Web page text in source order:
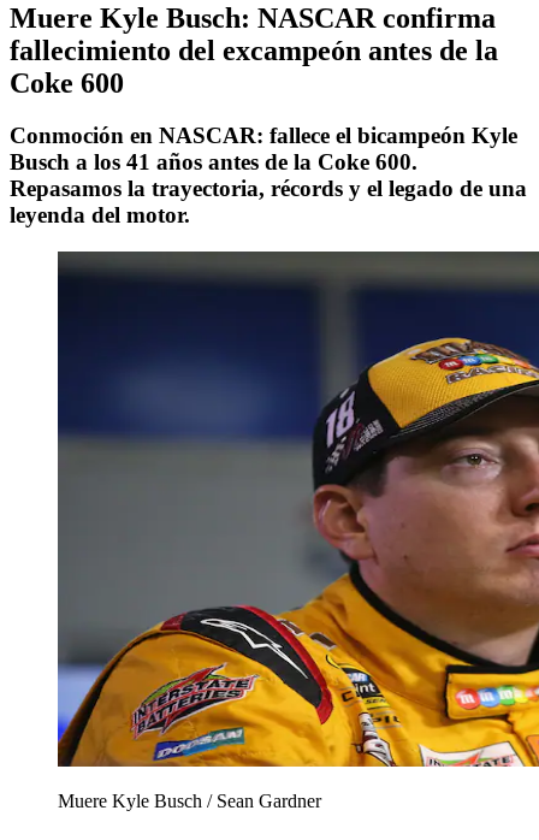
Muere Kyle Busch: NASCAR confirma
fallecimiento del excampeón antes de la
Coke 600
Conmoción en NASCAR: fallece el bicampeón Kyle
Busch a los 41 años antes de la Coke 600.
Repasamos la trayectoria, récords y el legado de una
leyenda del motor.
Muere Kyle Busch / Sean Gardner